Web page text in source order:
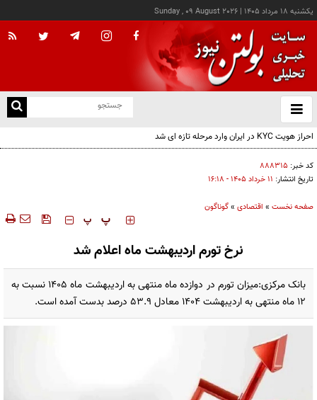
يکشنبه ۱۸ مرداد ۱۴۰۵ |
Sunday , 09 August 2026
باز
و
احراز هویت KYC در ایران وارد مرحله تازه ای شد
کد خبر: ۸۸۸۳۱۵
تاریخ انتشار: ۱۱ خرداد ۱۴۰۵ - ۱۶:۱۸
صفحه نخست » اقتصادی »گوناگون
‍‍‍ پ پ
نرخ تورم اردیبهشت ماه اعلام شد
بانک مرکزی:میزان تورم در دوازده ماه منتهی به اردیبهشت ماه ۱۴۰۵ نسبت به
۱۲ ماه منتهی به اردیبهشت ۱۴۰۴ معادل ۵۳.۹ درصد بدست آمده است.